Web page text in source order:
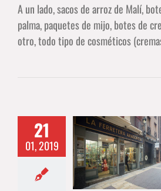
A un lado, sacos de arroz de Malí,
palma, paquetes de mijo, botes de
otro, todo tipo de cosméticos
21
01, 2019
los
de la
infinita